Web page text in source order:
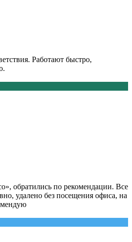
Работают быстро,
обратились по рекомендации. Все
удалено без посещения офиса, на